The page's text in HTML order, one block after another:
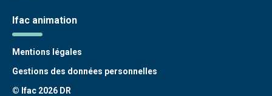
Ifac animation
Mentions légales
Gestions des données personnelles
© Ifac 2026 DR